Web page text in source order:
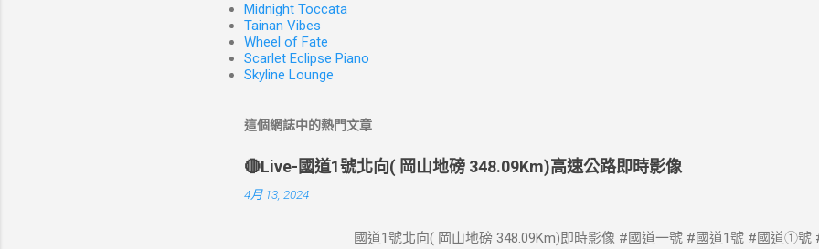
Midnight Toccata
Tainan Vibes
Wheel of Fate
Scarlet Eclipse Piano
Skyline Lounge
這個網誌中的熱門文章
🔴Live-國道1號北向( 岡山地磅 348.09Km)高速公路即時影像
4月 13, 2024
國道1號北向( 岡山地磅 348.09Km)即時影像 #國道一號 #國道1號 #國道①號